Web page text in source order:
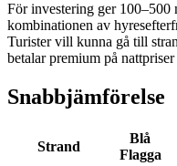
För investering ger 100–500
kombinationen av
Turister vill kunna gå till
betalar premium på
Snabbjämförelse
Strand
Blå
Flagga